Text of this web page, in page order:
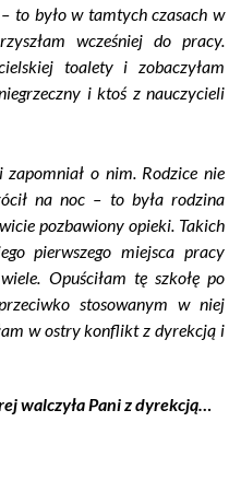
to było w tamtych czasach w
wcześniej do pracy.
toalety i zobaczyłam
i ktoś z nauczycieli
o nim. Rodzice nie
na noc – to była rodzina
pozbawiony opieki. Takich
pierwszego miejsca pracy
Opuściłam tę szkołę po
stosowanym w niej
w ostry konflikt z dyrekcją i
walczyła Pani z dyrekcją…